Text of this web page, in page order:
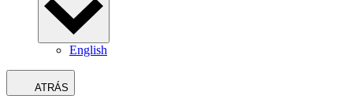
English
ATRÁS